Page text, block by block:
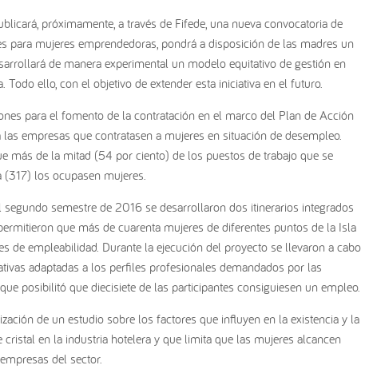
próximamente, a través de Fifede, una nueva convocatoria de
para mujeres emprendedoras, pondrá a disposición de las madres un
de manera experimental un modelo equitativo de gestión en
Todo ello, con el objetivo de extender esta iniciativa en el futuro.
para el fomento de la contratación en el marco del Plan de Acción
empresas que contratasen a mujeres en situación de desempleo.
más de la mitad (54 por ciento) de los puestos de trabajo que se
(317) los ocupasen mujeres.
segundo semestre de 2016 se desarrollaron dos itinerarios integrados
que más de cuarenta mujeres de diferentes puntos de la Isla
de empleabilidad. Durante la ejecución del proyecto se llevaron a cabo
adaptadas a los perfiles profesionales demandados por las
posibilitó que diecisiete de las participantes consiguiesen un empleo.
de un estudio sobre los factores que influyen en la existencia y la
cristal en la industria hotelera y que limita que las mujeres alcancen
del sector.